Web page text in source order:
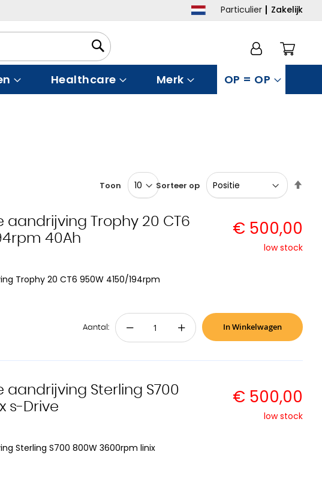
Particulier Zakelijk
Healthcare Merk OP = OP
Toon Sorteer op
aandrijving Trophy 20 CT6
40Ah
Trophy 20 CT6 950W 4150/194rpm
€ 500,00
low stock
Aantal: − + In Winkelwagen
aandrijving Sterling S700
s-Drive
Sterling S700 800W 3600rpm linix
€ 500,00
low stock